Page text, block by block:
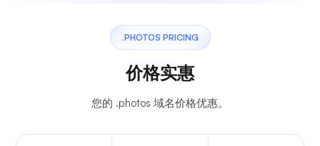
.PHOTOS PRICING
价格实惠
您的 .photos 域名价格优惠。